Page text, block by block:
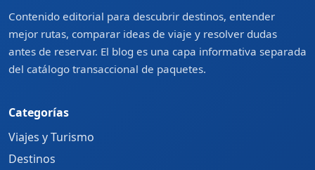
Contenido editorial para descubrir destinos, entender
mejor rutas, comparar ideas de viaje y resolver dudas
antes de reservar. El blog es una capa informativa separada
del catálogo transaccional de paquetes.
Categorías
Viajes y Turismo
Destinos